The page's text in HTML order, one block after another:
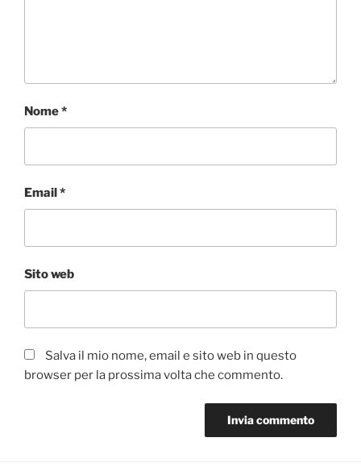
Nome*
Email*
Sito web
Salva il mio nome, email e sito web in questo
browser per la prossima volta che commento.